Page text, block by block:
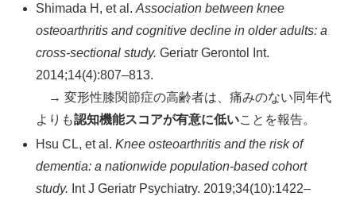
Shimada H, et al.Association between knee
osteoarthritis and cognitive decline in older adults: a
cross-sectional study. Geriatr Gerontol Int.
2014;14(4):807–813.
→ 変形性膝関節症の高齢者は、痛みのない同年代
よりも認知機能スコアが有意に低いことを報告。
Hsu CL, et al.Knee osteoarthritis and the risk of
dementia: a nationwide population-based cohort
study. Int J Geriatr Psychiatry. 2019;34(10):1422–